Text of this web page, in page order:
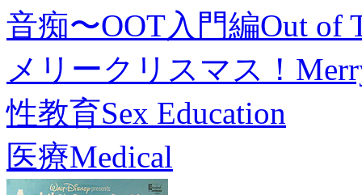
音痴〜OOT入門編Out of
メリークリスマス！
性教育Sex Education
医療Medical